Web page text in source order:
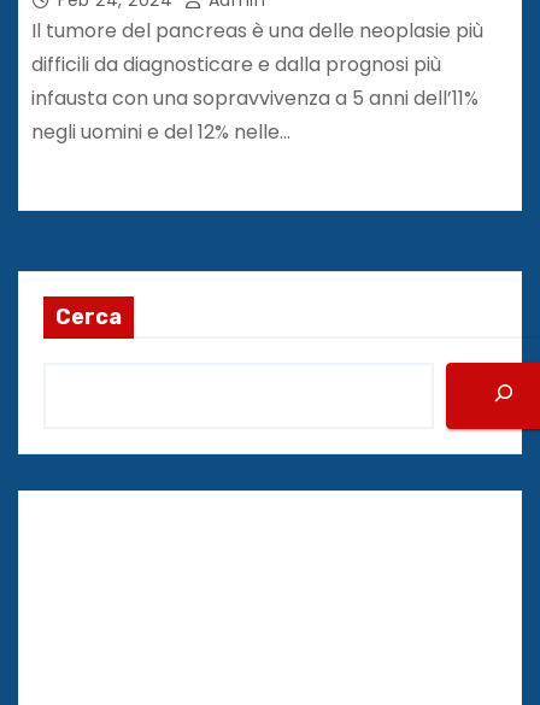
Il tumore del pancreas è una delle neoplasie più
difficili da diagnosticare e dalla prognosi più
infausta con una sopravvivenza a 5 anni dell’11%
negli uomini e del 12% nelle…
Cerca